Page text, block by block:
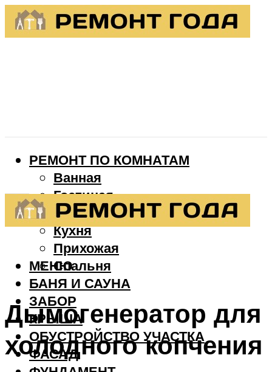
РЕМОНТ ПО КОМНАТАМ
Ванная
Гостиная
Детская
Кухня
Прихожая
Спальня
БАНЯ И САУНА
ЗАБОР
КРЫША
ОБУСТРОЙСТВО УЧАСТКА
ФАСАД
МЕНЮ
Дымогенератор для
холодного копчения